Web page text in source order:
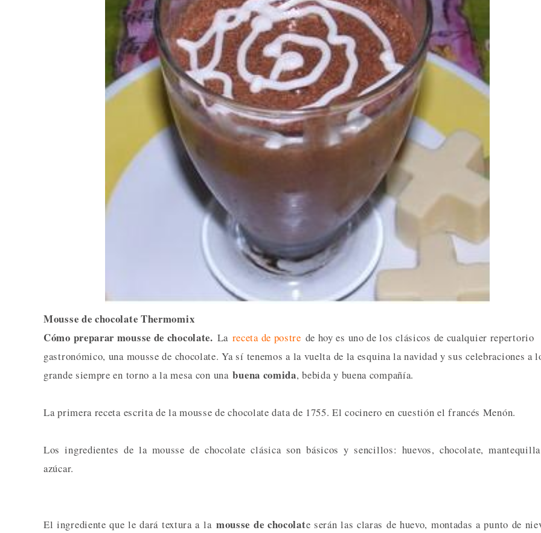
Mousse de chocolate Thermomix
Cómo preparar mousse de chocolate. La receta de postre de hoy es uno de los clásicos de cualquier repertorio
gastronómico, una mousse de chocolate. Ya sí tenemos a la vuelta de la esquina la navidad y sus celebraciones a
grande siempre en torno a la mesa con una buena comida, bebida y buena compañía.
La primera receta escrita de la mousse de chocolate data de 1755. El cocinero en cuestión el francés Menón.
Los ingredientes de la mousse de chocolate clásica son básicos y sencillos: huevos, chocolate,
azúcar.
El ingrediente que le dará textura a la mousse de chocolate serán las claras de huevo, montadas a punto de